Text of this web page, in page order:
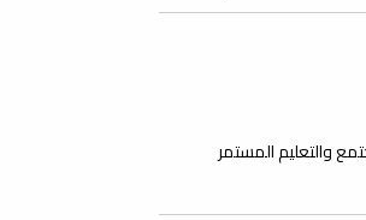
مكتب خدمة المجتمع والتعليم المستمر